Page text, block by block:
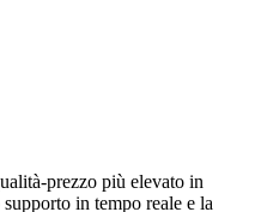
prezzo più elevato in
in tempo reale e la